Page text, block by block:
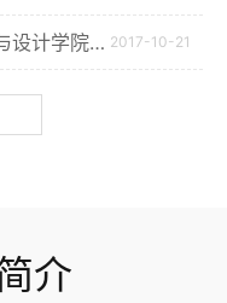
工作的通
设计学院
行
2017-10-21
介